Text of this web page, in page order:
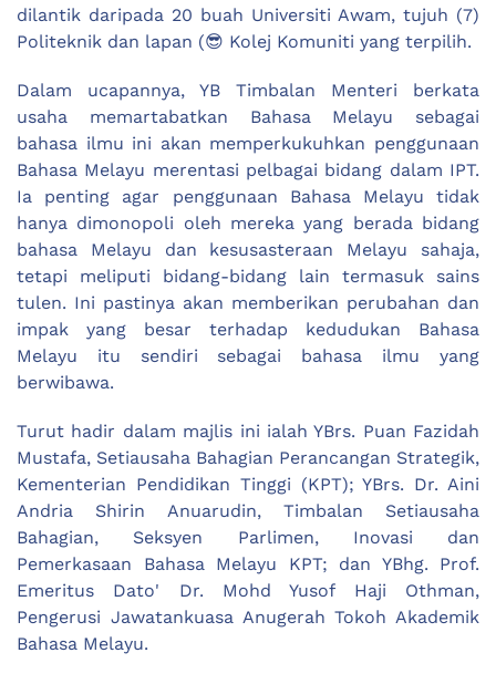
dilantik daripada 20 buah Universiti Awam, tujuh (7)
Politeknik dan lapan (😎 Kolej Komuniti yang terpilih.
Dalam ucapannya, YB Timbalan Menteri berkata
usaha memartabatkan Bahasa Melayu sebagai
bahasa ilmu ini akan memperkukuhkan penggunaan
Bahasa Melayu merentasi pelbagai bidang dalam IPT.
Ia penting agar penggunaan Bahasa Melayu tidak
hanya dimonopoli oleh mereka yang berada bidang
bahasa Melayu dan kesusasteraan Melayu sahaja,
tetapi meliputi bidang-bidang lain termasuk sains
tulen. Ini pastinya akan memberikan perubahan dan
impak yang besar terhadap kedudukan Bahasa
Melayu itu sendiri sebagai bahasa ilmu yang
berwibawa.
Turut hadir dalam majlis ini ialah YBrs. Puan Fazidah
Mustafa, Setiausaha Bahagian Perancangan Strategik,
Kementerian Pendidikan Tinggi (KPT); YBrs. Dr. Aini
Andria Shirin Anuarudin, Timbalan Setiausaha
Bahagian, Seksyen Parlimen, Inovasi dan
Pemerkasaan Bahasa Melayu KPT; dan YBhg. Prof.
Emeritus Dato' Dr. Mohd Yusof Haji Othman,
Pengerusi Jawatankuasa Anugerah Tokoh Akademik
Bahasa Melayu.